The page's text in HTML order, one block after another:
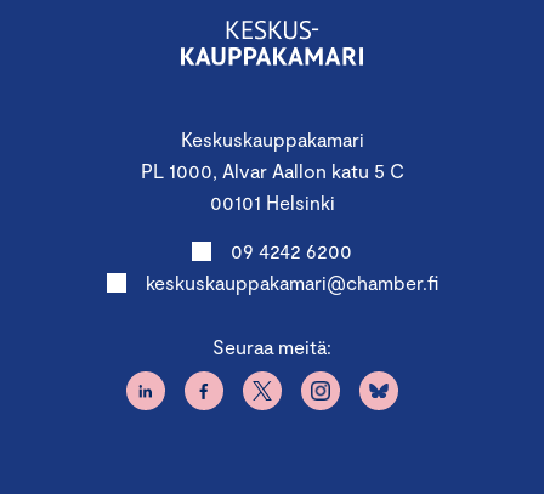
Keskuskauppakamari
PL 1000, Alvar Aallon katu 5 C
00101 Helsinki
09 4242 6200
keskuskauppakamari@chamber.fi
Seuraa meitä: